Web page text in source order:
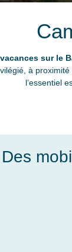
sur le
à
l’essentiel
Des